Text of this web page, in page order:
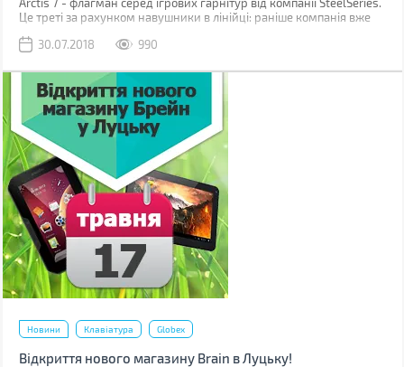
Це треті за рахунком навушники в лінійці: раніше компанія вже
5.
30.07.2018 990
Новини Клавіатура Globex
Відкриття нового магазину Brain в Луцьку!